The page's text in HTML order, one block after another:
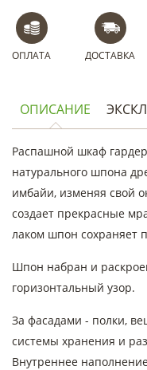
ОПЛАТА ДОСТАВКА
ОПИСАНИЕ
Распашной шкаф
натурального шпона
имбайи, изменяя свой
создает прекрасные
лаком шпон сохраняет
Шпон набран и
горизонтальный узор.
За фасадами - полки,
системы хранения и
Внутреннее